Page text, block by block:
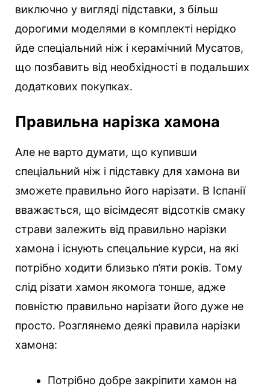
виключно у вигляді підставки, з більш
дорогими моделями в комплекті нерідко
йде спеціальний ніж і керамічний Мусатов,
що позбавить від необхідності в подальших
додаткових покупках.
Правильна нарізка хамона
Але не варто думати, що купивши
спеціальний ніж і підставку для хамона ви
зможете правильно його нарізати. В Іспанії
вважається, що вісімдесят відсотків смаку
страви залежить від правильно нарізки
хамона і існують спецальние курси, на які
потрібно ходити близько п’яти років. Тому
слід різати хамон якомога тонше, адже
повністю правильно нарізати його дуже не
просто. Розглянемо деякі правила нарізки
хамона:
Потрібно добре закріпити хамон на